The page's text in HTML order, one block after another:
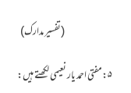
(تفسیر مدارک)
۵:مفتی احمد یار نعیمی لکھتے ہیں: